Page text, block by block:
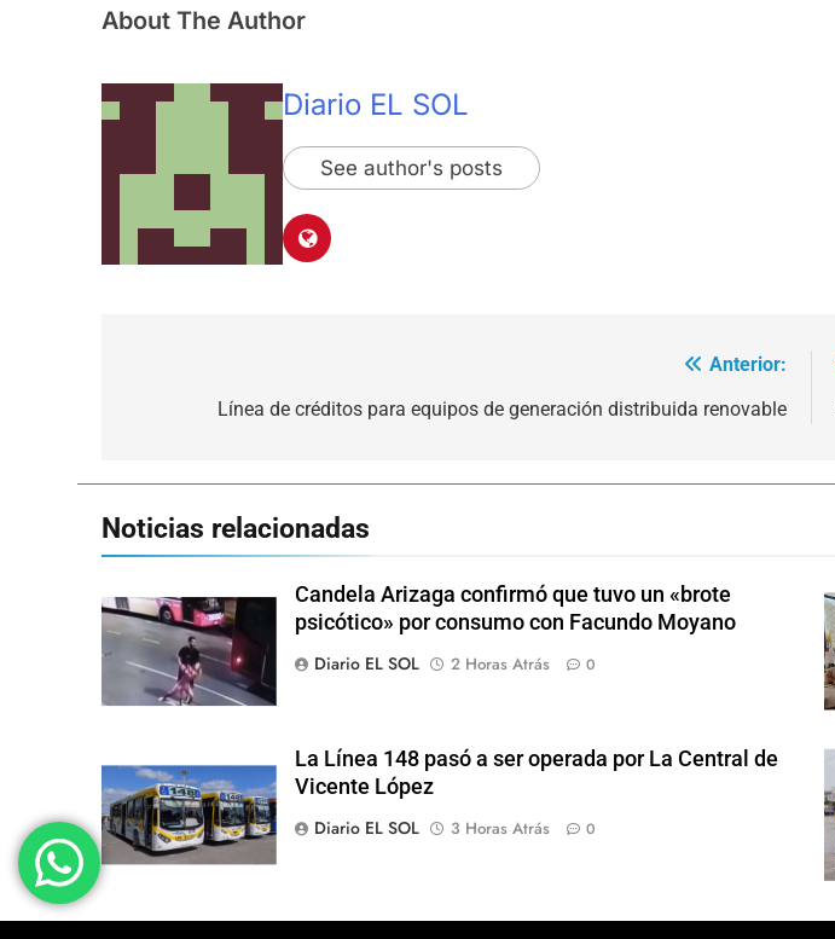
About The Author
Diario EL SOL
See author's posts
Anterior:
Línea de créditos para equipos de generación distribuida renovable
Noticias relacionadas
Candela Arizaga confirmó que tuvo un «brote
psicótico» por consumo con Facundo Moyano
Diario EL SOL
2 Horas Atrás 0
La Línea 148 pasó a ser operada por La Central de
Vicente López
Diario EL SOL
3 Horas Atrás 0